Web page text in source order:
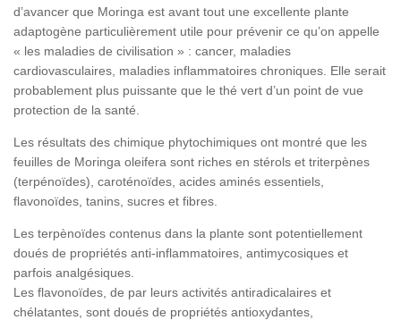
d’avancer que Moringa est avant tout une excellente plante
adaptogène particulièrement utile pour prévenir ce qu’on appelle
« les maladies de civilisation » : cancer, maladies
cardiovasculaires, maladies inflammatoires chroniques. Elle serait
probablement plus puissante que le thé vert d’un point de vue
protection de la santé.
Les résultats des chimique phytochimiques ont montré que les
feuilles de Moringa oleifera sont riches en stérols et triterpènes
(terpénoïdes), caroténoïdes, acides aminés essentiels,
flavonoïdes, tanins, sucres et fibres.
Les terpènoïdes contenus dans la plante sont potentiellement
doués de propriétés anti-inflammatoires, antimycosiques et
parfois analgésiques.
Les flavonoïdes, de par leurs activités antiradicalaires et
chélatantes, sont doués de propriétés antioxydantes,